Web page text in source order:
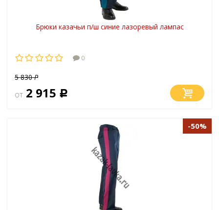
Брюки казачьи п/ш синие лазоревый лампас
0
5 830Р
от 2 915 Р
-50%